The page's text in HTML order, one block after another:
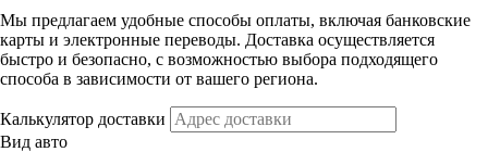
Мы предлагаем удобные способы оплаты, включая банковские
карты и электронные переводы. Доставка осуществляется
быстро и безопасно, с возможностью выбора подходящего
способа в зависимости от вашего региона.
Калькулятор доставки
Вид авто